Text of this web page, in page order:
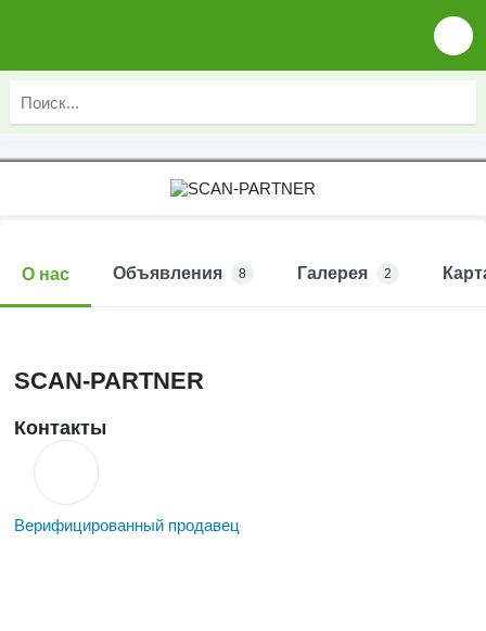
О нас Объявления 8 Галерея 2
SCAN-PARTNER
Контакты
Верифицированный продавец